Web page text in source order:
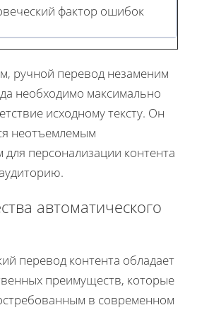
фактор ошибок
ручной перевод незаменим
необходимо максимально
исходному тексту. Он
неотъемлемым
для персонализации контента
автоматического
перевод контента обладает
преимуществ, которые
в современном